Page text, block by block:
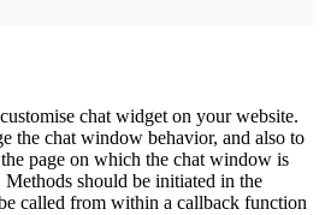
chat widget on your website.
the chat window behavior, and also to
page on which the chat window is
should be initiated in the
called from within a callback function